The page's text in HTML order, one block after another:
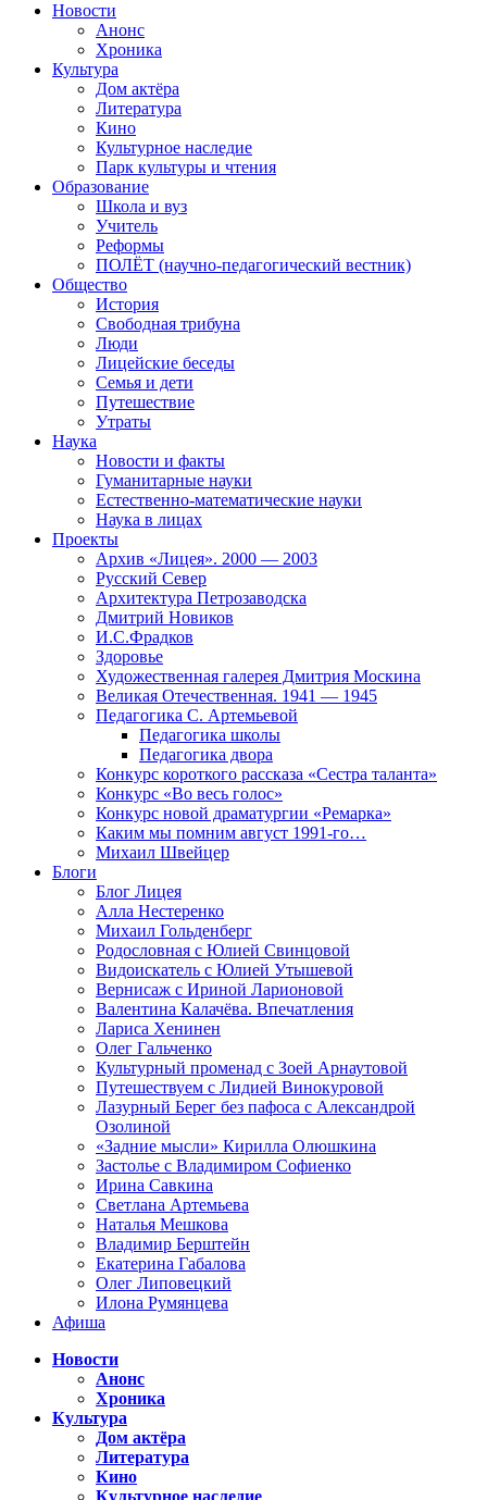
Новости
Анонс
Хроника
Культура
Дом актёра
Литература
Кино
Культурное наследие
Парк культуры и чтения
Образование
Школа и вуз
Учитель
Реформы
ПОЛЁТ (научно-педагогический вестник)
Общество
История
Свободная трибуна
Люди
Лицейские беседы
Семья и дети
Путешествие
Утраты
Наука
Новости и факты
Гуманитарные науки
Естественно-математические науки
Наука в лицах
Проекты
Архив «Лицея». 2000 — 2003
Русский Север
Архитектура Петрозаводска
Дмитрий Новиков
И.С.Фрадков
Здоровье
Художественная галерея Дмитрия Москина
Великая Отечественная. 1941 — 1945
Педагогика С. Артемьевой
Педагогика школы
Педагогика двора
Конкурс короткого рассказа «Сестра таланта»
Конкурс «Во весь голос»
Конкурс новой драматургии «Ремарка»
Каким мы помним август 1991-го…
Михаил Швейцер
Блоги
Блог Лицея
Алла Нестеренко
Михаил Гольденберг
Родословная с Юлией Свинцовой
Видоискатель с Юлией Утышевой
Вернисаж с Ириной Ларионовой
Валентина Калачёва. Впечатления
Лариса Хенинен
Олег Гальченко
Культурный променад с Зоей Арнаутовой
Путешествуем с Лидией Винокуровой
Лазурный Берег без пафоса с Александрой
Озолиной
«Задние мысли» Кирилла Олюшкина
Застолье с Владимиром Софиенко
Ирина Савкина
Светлана Артемьева
Наталья Мешкова
Владимир Берштейн
Екатерина Габалова
Олег Липовецкий
Илона Румянцева
Афиша
Новости
Анонс
Хроника
Культура
Дом актёра
Литература
Кино